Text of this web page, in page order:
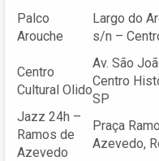
Palco
Arouche
Largo do
s/n –
Centro
Cultural Olido
Av. São
Centro
SP
Jazz 24h –
Ramos de
Azevedo
Praça
Azevedo,